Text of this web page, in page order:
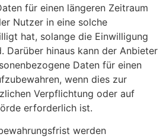
für einen längeren Zeitraum
Nutzer in eine solche
hat, solange die Einwilligung
Darüber hinaus kann der Anbieter
Daten für einen
wenn dies zur
Verpflichtung oder auf
erforderlich ist.
werden